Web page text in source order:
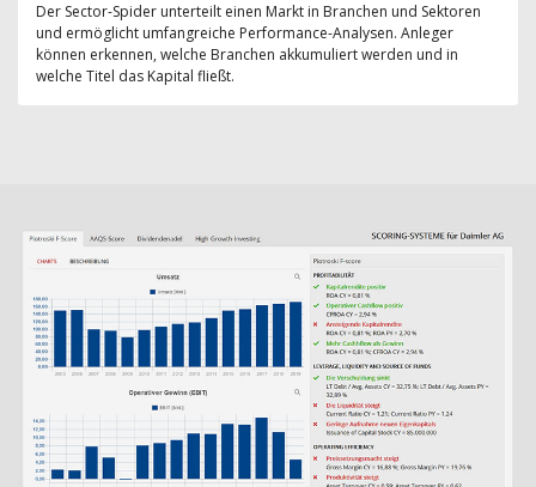
Der Sector-Spider unterteilt einen Markt in Branchen und Sektoren
und ermöglicht umfangreiche Performance-Analysen. Anleger
können erkennen, welche Branchen akkumuliert werden und in
welche Titel das Kapital fließt.